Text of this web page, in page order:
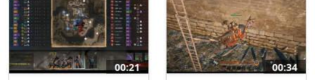
00:21 00:34